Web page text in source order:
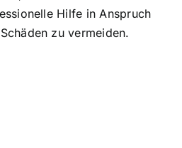
Hilfe in Anspruch
zu vermeiden.